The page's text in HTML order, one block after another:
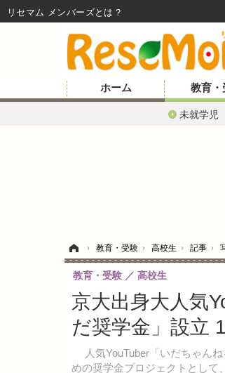
ホーム 教育・
未就学児
› 教育・受験 › 高校生 › 記事 ›
京大出身大人気
だ奨学金」設立
人気YouTuber「いだちゃんね
めの奨学金プロジェクトとして
教育・受験 高校生
リセマム メンバーズ